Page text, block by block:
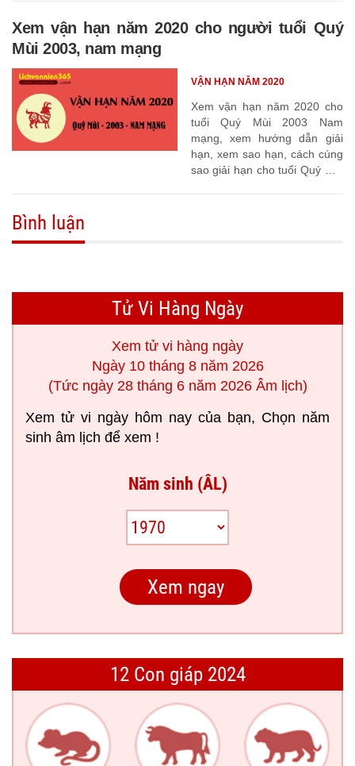
Xem vận hạn năm 2020 cho người tuổi Quý
Mùi 2003, nam mạng
Xem vận hạn năm 2020 cho
tuổi Quý Mùi 2003 Nam
mạng, xem hướng dẫn giải
hạn, xem sao hạn, cách cúng
sao giải hạn cho tuổi Quý Mùi
VẬN HẠN NĂM 2020
Bình luận
Tử Vi Hàng Ngày
Xem tử vi hàng ngày
Ngày 10 tháng 8 năm 2026
(Tức ngày 28 tháng 6 năm 2026 Âm lịch)
Xem tử vi ngày hôm nay của bạn, Chọn năm
sinh âm lịch để xem !
Năm sinh (ÂL)
12 Con giáp 2024